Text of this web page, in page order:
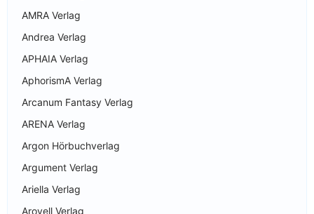
AMRA Verlag
Andrea Verlag
APHAIA Verlag
AphorismA Verlag
Arcanum Fantasy Verlag
ARENA Verlag
Argon Hörbuchverlag
Argument Verlag
Ariella Verlag
Arovell Verlag